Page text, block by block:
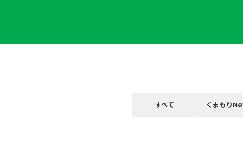
すべて くまもり